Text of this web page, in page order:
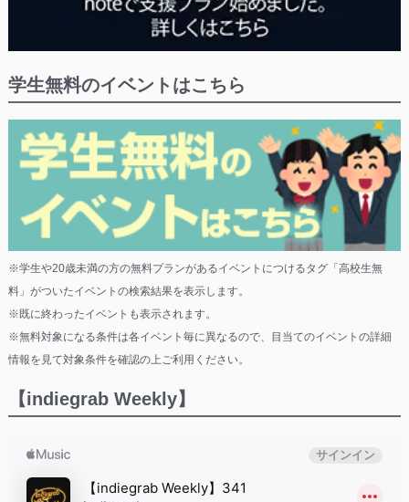
学生無料のイベントはこちら
※学生や20歳未満の方の無料プランがあるイベントにつけるタグ「高校生無
料」がついたイベントの検索結果を表示します。
※既に終わったイベントも表示されます。
※無料対象になる条件は各イベント毎に異なるので、目当てのイベントの詳細
情報を見て対象条件を確認の上ご利用ください。
【indiegrab Weekly】